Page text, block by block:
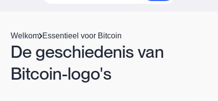
Welkom Essentieel voor Bitcoin
De geschiedenis van
Bitcoin-logo's